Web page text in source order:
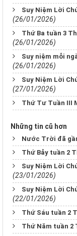
Suy Niệm Lời
(26/01/2026)
Thứ Ba tuần 3
(26/01/2026)
Suy niệm mỗi
(26/01/2026)
Suy Niệm Lời
(27/01/2026)
Thứ Tư Tuần III
Những tin cũ hơn
Nước Trời đã
Thứ Bảy tuần 2
Suy Niệm Lời
(23/01/2026)
Suy Niệm Lời
(22/01/2026)
Thứ Sáu tuần 2
Thứ Năm tuần 2